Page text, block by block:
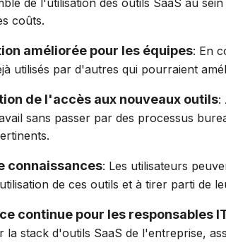
coûts.
améliorée pour les équipes: En
utilisés par d'autres qui pourraient
de l'accès aux nouveaux outils:
sans passer par des processus
connaissances: Les utilisateurs
de ces outils et à tirer parti de
continue pour les responsables
la stack d'outils SaaS de l'entreprise,